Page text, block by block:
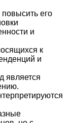
повысить его
и
к
и
является